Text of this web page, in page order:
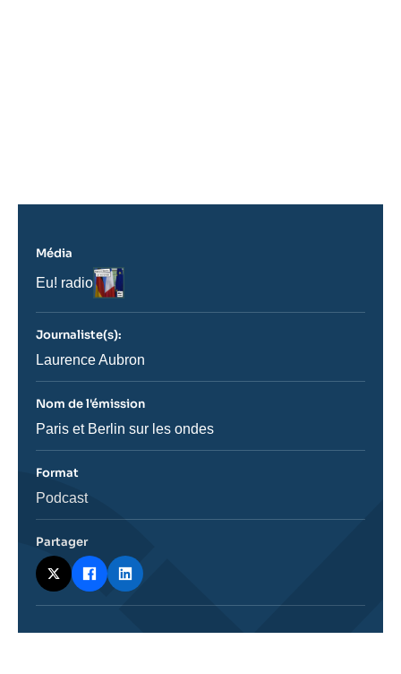
Média
Nom
journal,
ou
émission
Eu! radio
Logo
Journaliste(s):
Journaliste
Laurence Aubron
Nom de l'émission
Nom
Paris et Berlin sur les ondes
Format
Catégorie
Podcast
Partager